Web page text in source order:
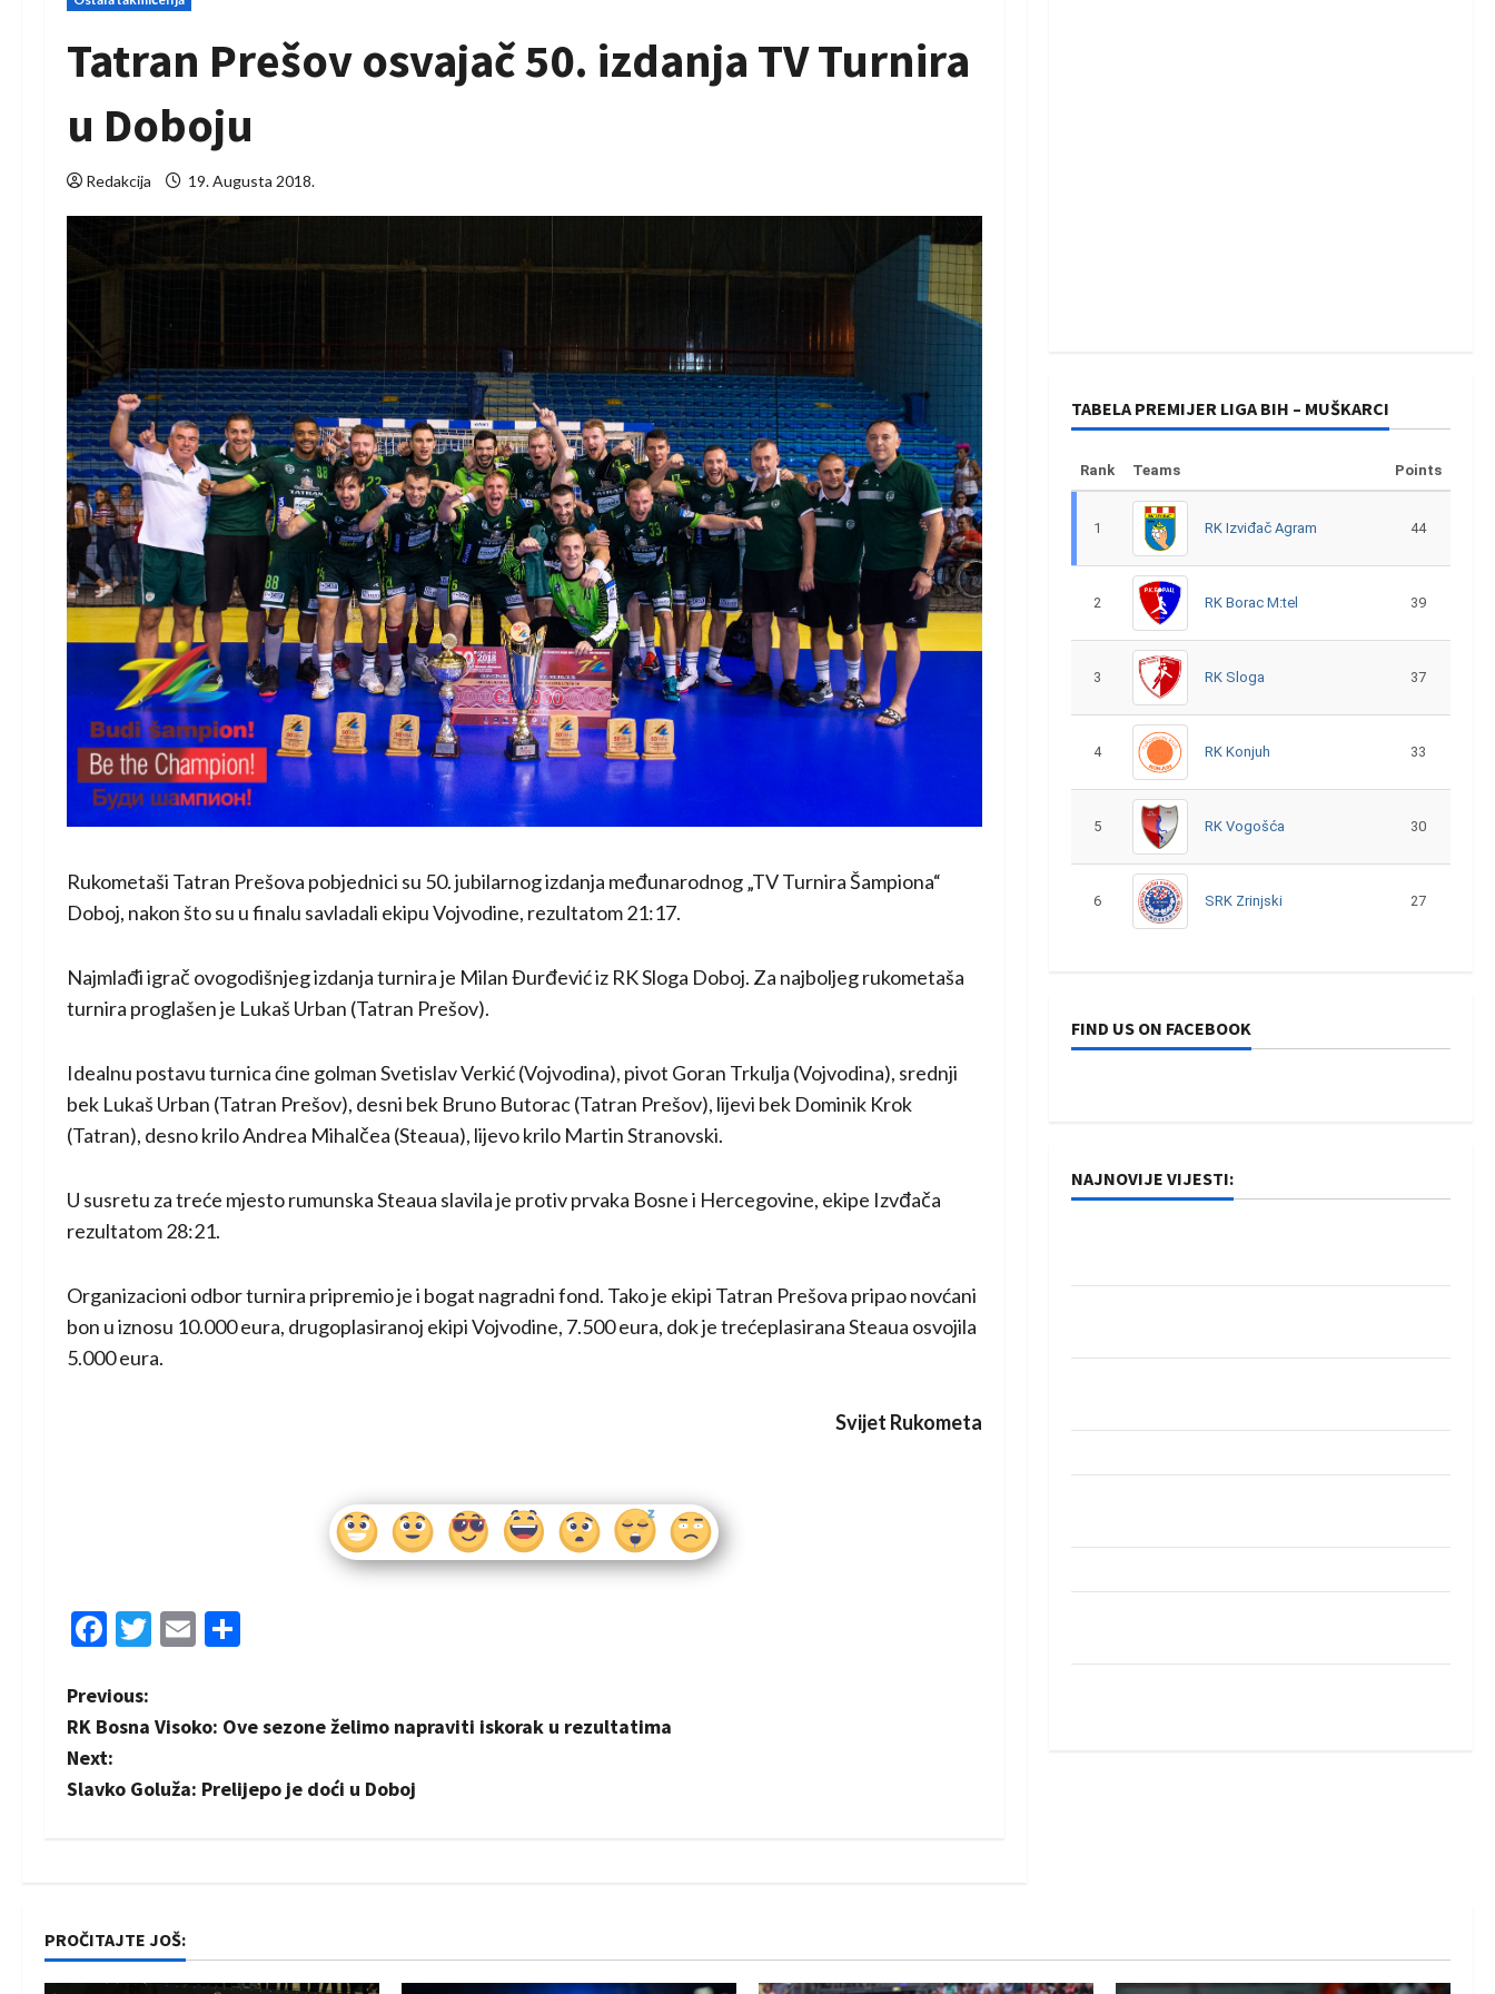
Tatran Prešov osvajač 50. izdanja TV Turnira
u Doboju
Redakcija 19. Augusta 2018.
Rukometaši Tatran Prešova pobjednici su 50. jubilarnog izdanja međunarodnog „TV Turnira Šampiona“
Doboj, nakon što su u finalu savladali ekipu Vojvodine, rezultatom 21:17.
Najmlađi igrač ovogodišnjeg izdanja turnira je Milan Đurđević iz RK Sloga Doboj. Za najboljeg rukometaša
turnira proglašen je Lukaš Urban (Tatran Prešov).
Idealnu postavu turnica ćine golman Svetislav Verkić (Vojvodina), pivot Goran Trkulja (Vojvodina), srednji
bek Lukaš Urban (Tatran Prešov), desni bek Bruno Butorac (Tatran Prešov), lijevi bek Dominik Krok
(Tatran), desno krilo Andrea Mihalčea (Steaua), lijevo krilo Martin Stranovski.
U susretu za treće mjesto rumunska Steaua slavila je protiv prvaka Bosne i Hercegovine, ekipe Izvđača
rezultatom 28:21.
Organizacioni odbor turnira pripremio je i bogat nagradni fond. Tako je ekipi Tatran Prešova pripao novćani
bon u iznosu 10.000 eura, drugoplasiranoj ekipi Vojvodine, 7.500 eura, dok je trećeplasirana Steaua osvojila
5.000 eura.
Svijet Rukometa
Facebook
Twitter
Email
P
o
s
a
v
Previous:
RK Bosna Visoko: Ove sezone želimo napraviti iskorak u rezultatima
Next:
Slavko Goluža: Prelijepo je doći u Doboj
TABELA PREMIJER LIGA BIH – MUŠKARCI
Rank Teams Points
1 RK Izviđač Agram 44
2 RK Borac M:tel 39
3 RK Sloga 37
4 RK Konjuh 33
5 RK Vogošća 30
6 SRK Zrinjski 27
FIND US ON FACEBOOK
NAJNOVIJE VIJESTI:
PROČITAJTE JOŠ: